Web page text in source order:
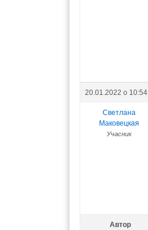
20.01.2022 о 10:54
Светлана
Маковецкая
Учасник
Автор